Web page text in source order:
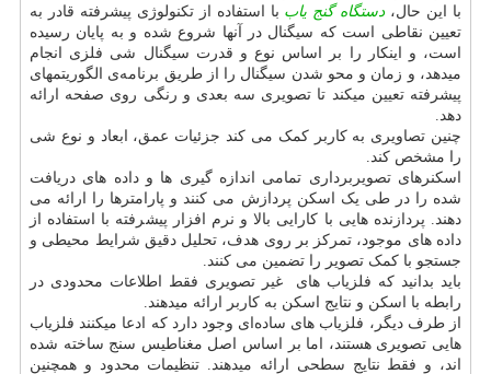
با این حال،دستگاهگنج یاب با استفاده از تکنولوژی پیشرفته قادر به
تعیین نقاطی است که سیگنال در آنها شروع شده و به پایان رسیده
است، و اینکار را بر اساس نوع و قدرت سیگنال شی فلزی انجام
میدهد، و زمان و محو شدن سیگنال را از طریق برنامه‌ی الگوریتمهای
پیشرفته تعیین میکند تا تصویری سه بعدی و رنگی روی صفحه ارائه
دهد.
چنین تصاویری به کاربر کمک می کند جزئیات عمق، ابعاد و نوع شی
را مشخص کند.
اسکنرهای تصویربرداری تمامی اندازه گیری ها و داده های دریافت
شده را در طی یک اسکن پردازش می کنند و پارامترها را ارائه می
دهند. پردازنده هایی با کارایی بالا و نرم افزار پیشرفته با استفاده از
داده های موجود، تمرکز بر روی هدف، تحلیل دقیق شرایط محیطی و
جستجو با کمک تصویر را تضمین می کنند.
باید بدانید که فلزیاب های غیر تصویری فقط اطلاعات محدودی در
رابطه با اسکن و نتایج اسکن به کاربر ارائه میدهند.
از طرف دیگر، فلزیاب های ساده‌ای وجود دارد که ادعا میکنند فلزیاب
هایی تصویری هستند، اما بر اساس اصل مغناطیس سنج ساخته شده
اند، و فقط نتایج سطحی ارائه میدهند. تنظیمات محدود و همچنین